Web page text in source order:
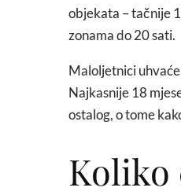
objekata – tačnije
zonama do 20 sati.
Maloljetnici
Najkasnije 18
ostalog, o tome
Koliko